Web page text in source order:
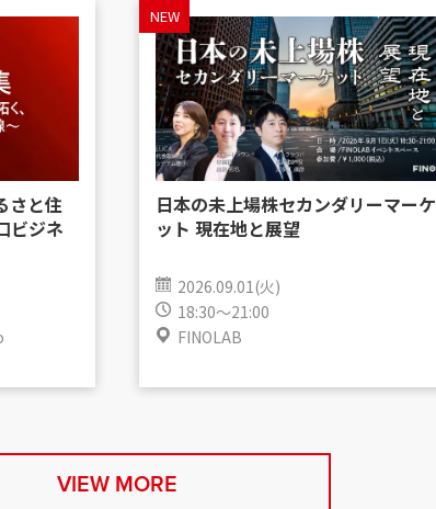
さと住
ビジネ
NEW
日本の未上場株セカンダリーマーケ
ット 現在地と展望
2026.09.01(火)
18:30～21:00
FINOLAB
VIEW MORE